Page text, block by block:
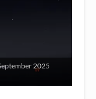
2025